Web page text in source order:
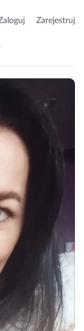
Zarejestruj